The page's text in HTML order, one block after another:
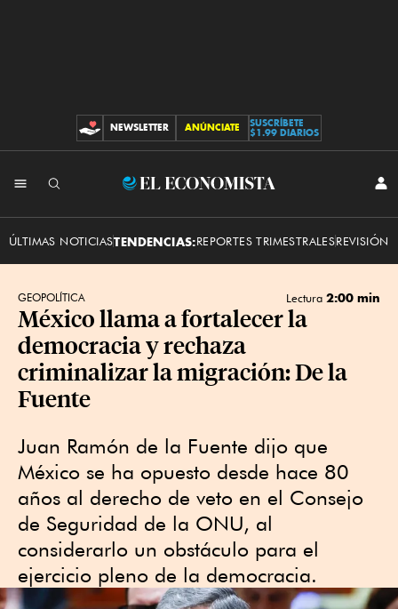
CONTRIBUCIONES
NEWSLETTER ANÚNCIATE
SUSCRÍBETE
$1.99 DIARIOS
El
ÚLTIMAS NOTICIASTENDENCIAS:REPORTES TRIMESTRALESREVISIÓN
GEOPOLÍTICA Lectura 2:00 min
México llama a fortalecer la
democracia y rechaza
criminalizar la migración: De la
Fuente
Juan Ramón de la Fuente dijo que
México se ha opuesto desde hace 80
años al derecho de veto en el Consejo
de Seguridad de la ONU, al
considerarlo un obstáculo para el
ejercicio pleno de la democracia.